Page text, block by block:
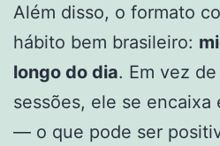
Além disso, o formato
hábito bem brasileiro:
longo do dia. Em vez
sessões, ele se encaixa
— o que pode ser